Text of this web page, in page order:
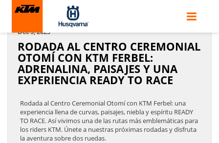
ARCHIVES BY TAG ' MOTOCICLISMO KTM '
Dec 5, 2025
RODADA AL CENTRO CEREMONIAL
OTOMÍ CON KTM FERBEL:
ADRENALINA, PAISAJES Y UNA
EXPERIENCIA READY TO RACE
Rodada al Centro Ceremonial Otomí con KTM Ferbel: una
experiencia llena de curvas, paisajes, niebla y espíritu READY
TO RACE. Así vivimos una de las rutas más emblemáticas para
los riders KTM. Únete a nuestras próximas rodadas y disfruta
la aventura sobre dos ruedas.